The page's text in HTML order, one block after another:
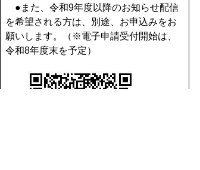
●また、令和9年度以降のお知らせ配信
を希望される方は、別途、お申込みをお
願いします。（※電子申請受付開始は、
令和8年度末を予定）